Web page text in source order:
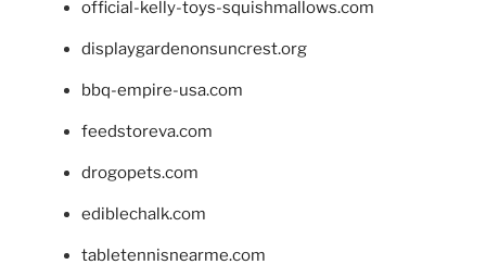
official-kelly-toys-squishmallows.com
displaygardenonsuncrest.org
bbq-empire-usa.com
feedstoreva.com
drogopets.com
ediblechalk.com
tabletennisnearme.com